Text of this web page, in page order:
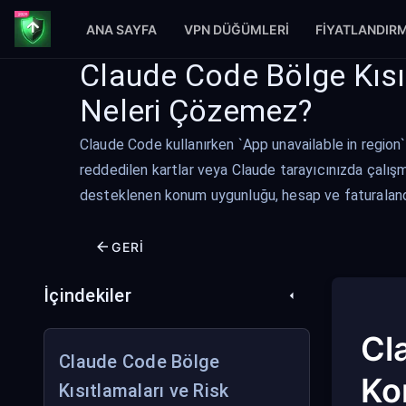
ANA SAYFA VPN DÜĞÜMLERI
Claude Code Bölge
Neleri Çözemez?
Claude Code kullanırken `App unavailable in
reddedilen kartlar veya Claude tarayıcınızda
desteklenen konum uygunluğu, hesap ve
GERI
İçindekiler
Claude Code Bölge
Kısıtlamaları ve Risk